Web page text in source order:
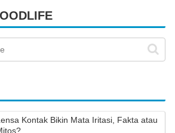
Kontak Bikin Mata Iritasi, Fakta atau